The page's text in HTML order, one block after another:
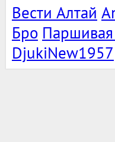
Вести Алтай
Бро
DjukiNew1957